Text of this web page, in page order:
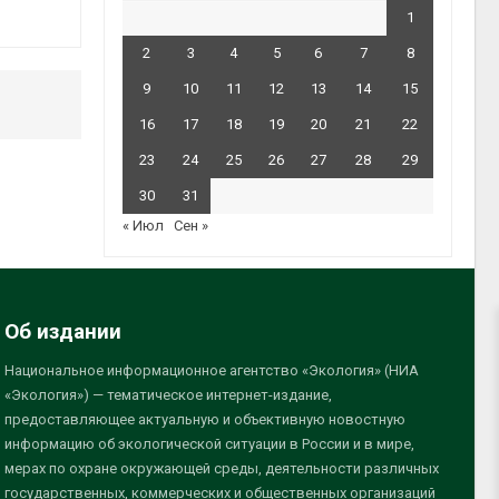
1
2 3 4 5 6 7 8
9 10 11 12 13 14 15
16 17 18 19 20 21 22
23 24 25 26 27 28 29
30
31
« Июл
Сен »
Об издании
Национальное информационное агентство «Экология» (НИА
«Экология») — тематическое интернет-издание,
предоставляющее актуальную и объективную новостную
информацию об экологической ситуации в России и в мире,
мерах по охране окружающей среды, деятельности различных
государственных, коммерческих и общественных организаций